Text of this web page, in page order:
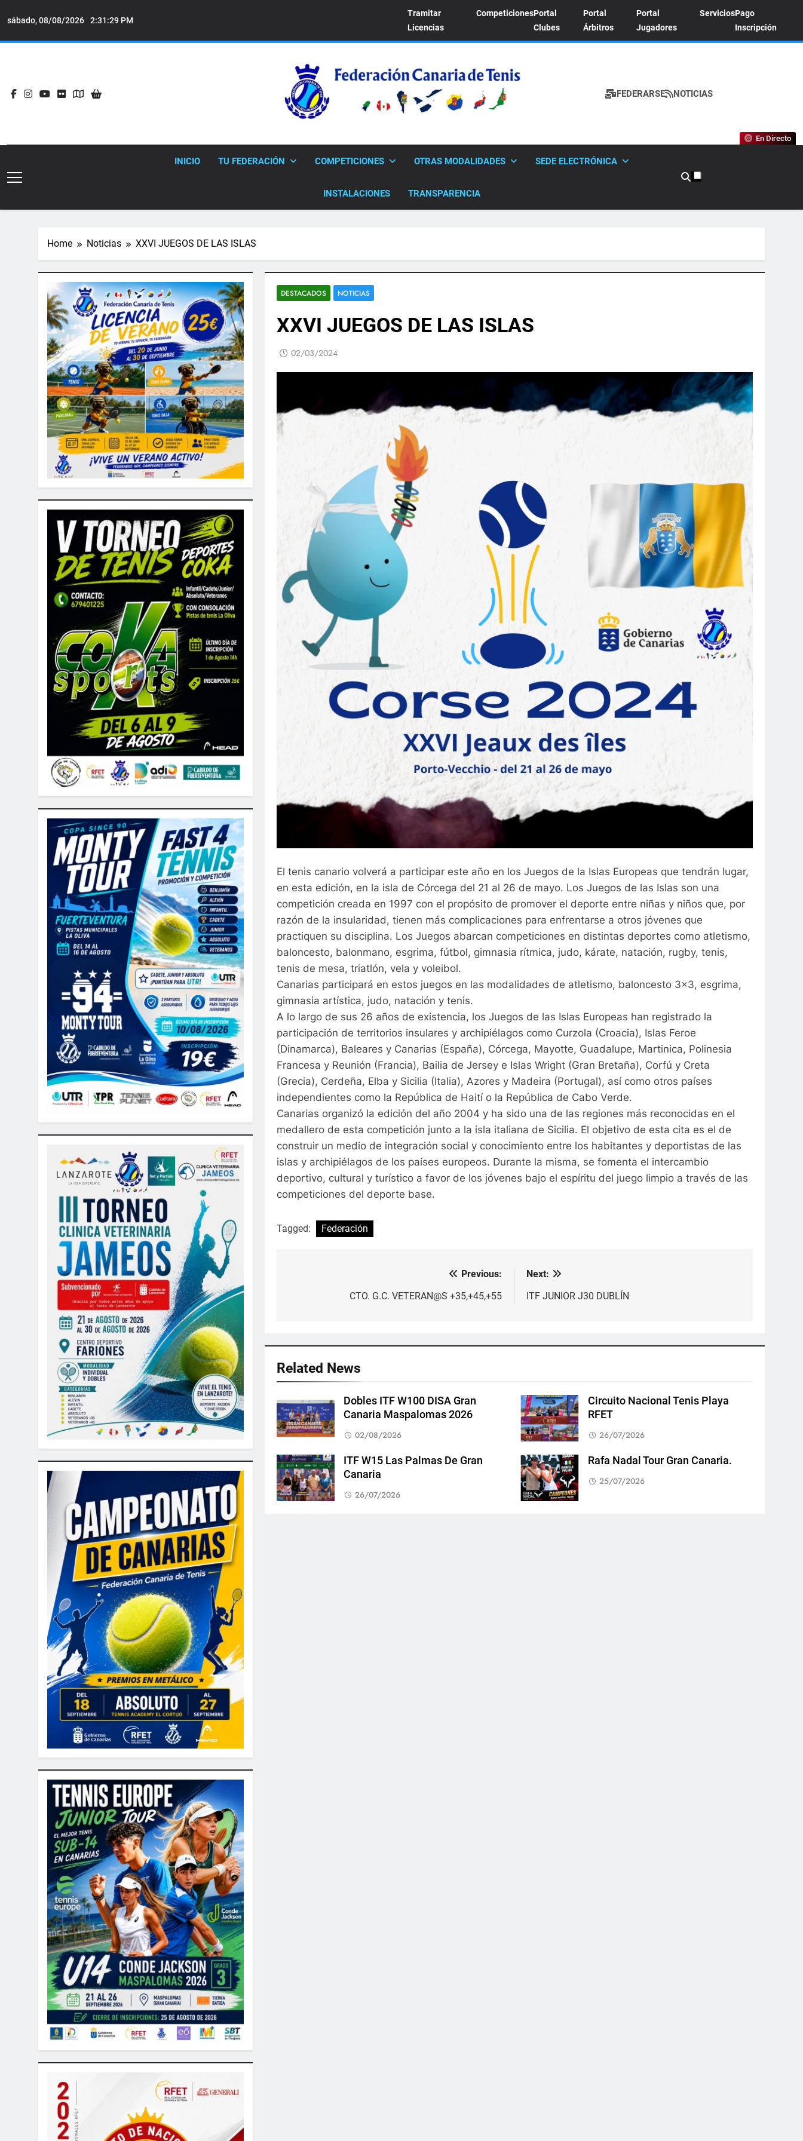
tosábado, 08/08/2026 2:31:31 PM
Tramitar
Licencias
CompeticionesPortal
Clubes
Portal
Árbitros
Portal
Jugadores
ServiciosPago
Inscripción
FEDERACION CANARIA DE TENIS
FEDERARSE NOTICIAS
En Directo
INICIO TU FEDERACIÓN COMPETICIONES OTRAS MODALIDADES SEDE ELECTRÓNICA
INSTALACIONES TRANSPARENCIA
Home Noticias XXVI JUEGOS DE LAS ISLAS
DESTACADOS NOTICIAS
XXVI JUEGOS DE LAS ISLAS
02/03/2024
El tenis canario volverá a participar este año en los Juegos de la Islas Europeas que tendrán lugar,
en esta edición, en la isla de Córcega del 21 al 26 de mayo. Los Juegos de las Islas son una
competición creada en 1997 con el propósito de promover el deporte entre niñas y niños que, por
razón de la insularidad, tienen más complicaciones para enfrentarse a otros jóvenes que
practiquen su disciplina. Los Juegos abarcan competiciones en distintas deportes como atletismo,
baloncesto, balonmano, esgrima, fútbol, gimnasia rítmica, judo, kárate, natación, rugby, tenis,
tenis de mesa, triatlón, vela y voleibol.
Canarias participará en estos juegos en las modalidades de atletismo, baloncesto 3×3, esgrima,
gimnasia artística, judo, natación y tenis.
A lo largo de sus 26 años de existencia, los Juegos de las Islas Europeas han registrado la
participación de territorios insulares y archipiélagos como Curzola (Croacia), Islas Feroe
(Dinamarca), Baleares y Canarias (España), Córcega, Mayotte, Guadalupe, Martinica, Polinesia
Francesa y Reunión (Francia), Bailia de Jersey e Islas Wright (Gran Bretaña), Corfú y Creta
(Grecia), Cerdeña, Elba y Sicilia (Italia), Azores y Madeira (Portugal), así como otros países
independientes como la República de Haití o la República de Cabo Verde.
Canarias organizó la edición del año 2004 y ha sido una de las regiones más reconocidas en el
medallero de esta competición junto a la isla italiana de Sicilia. El objetivo de esta cita es el de
construir un medio de integración social y conocimiento entre los habitantes y deportistas de las
islas y archipiélagos de los países europeos. Durante la misma, se fomenta el intercambio
deportivo, cultural y turístico a favor de los jóvenes bajo el espíritu del juego limpio a través de las
competiciones del deporte base.
Tagged: Federación
Previous:
CTO. G.C. VETERAN@S +35,+45,+55
Next:
ITF JUNIOR J30 DUBLÍN
Related News
Dobles ITF W100 DISA Gran
Canaria Maspalomas 2026
02/08/2026
Circuito Nacional Tenis Playa
RFET
26/07/2026
ITF W15 Las Palmas De Gran
Canaria
26/07/2026
Rafa Nadal Tour Gran Canaria.
25/07/2026